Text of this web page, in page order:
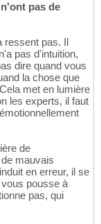
pas de
ressent pas. Il
pas d'intuition,
dire quand vous
la chose que
met en lumière
les experts, il faut
de
mauvais
en erreur, il se
pousse à
pas, qui